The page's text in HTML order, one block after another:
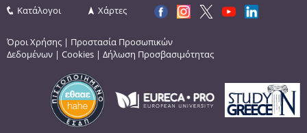
Κατάλογοι Χάρτες
Όροι Χρήσης | Προστασία Προσωπικών
Δεδομένων | Cookies | Δήλωση Προσβασιμότητας